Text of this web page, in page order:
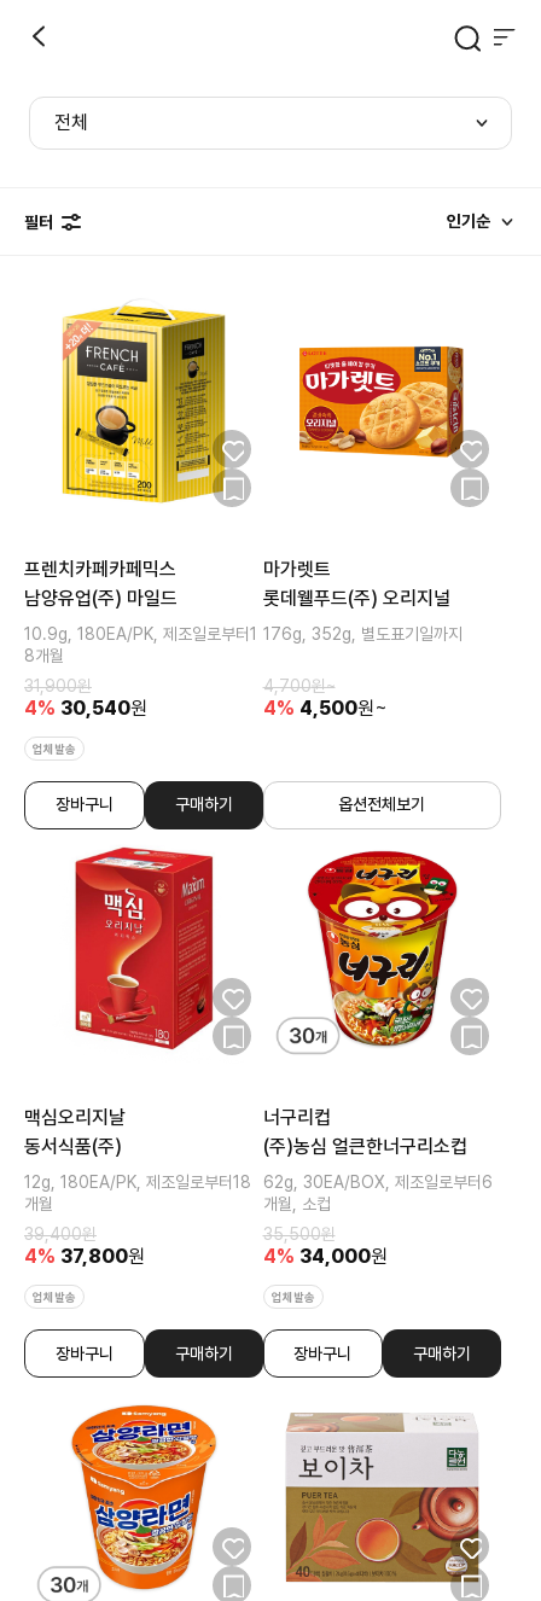
전체
필터 인기순
프렌치카페카페믹스
남양유업(주) 마일드
10.9g, 180EA/PK, 제조일로부터1
8개월
31,900원
4% 30,540원
업체발송
장바구니 구매하기
마가렛트
롯데웰푸드(주) 오리지널
176g, 352g, 별도표기일까지
4,700원~
4% 4,500원~
옵션전체보기
맥심오리지날
동서식품(주)
12g, 180EA/PK, 제조일로부터18
개월
39,400원
4% 37,800원
업체발송
장바구니 구매하기
너구리컵
(주)농심 얼큰한너구리소컵
62g, 30EA/BOX, 제조일로부터6
개월, 소컵
35,500원
4% 34,000원
업체발송
장바구니 구매하기